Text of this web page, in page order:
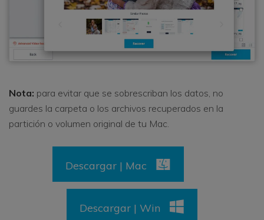
Nota: para evitar que se sobrescriban los datos, no
guardes la carpeta o los archivos recuperados en la
partición o volumen original de tu Mac.
Descargar | Mac
Descargar | Win